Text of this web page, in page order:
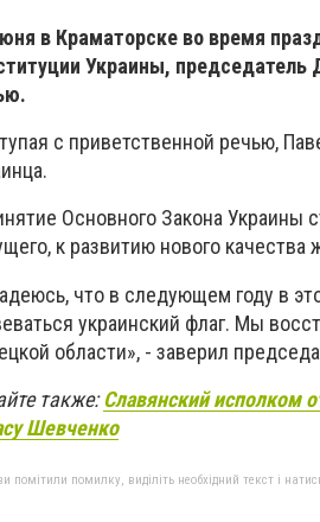
в Краматорске во время
Украины,
с приветственной речью,
Основного Закона Украины
к развитию нового качества
что в следующем году в
украинский флаг. Мы
области», - заверил
также:Славянский исполком
Шевченко
помітили помилку, виділіть необхідний текст і